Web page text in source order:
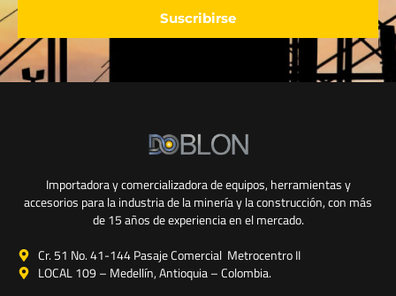
Suscribirse
Importadora y comercializadora de equipos, herramientas y
accesorios para la industria de la minería y la construcción, con más
de 15 años de experiencia en el mercado.
Cr. 51 No. 41-144 Pasaje Comercial Metrocentro II
LOCAL 109 – Medellín, Antioquia – Colombia.